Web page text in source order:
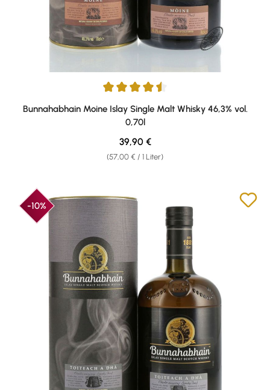
Durchschnittliche Bewertung von 4.56 von 5 Sternen
Bunnahabhain Moine Islay Single Malt Whisky 46,3% vol.
0,70l
(57,00 € / 1 Liter)
Regulärer Preis:
39,90 €
-10%